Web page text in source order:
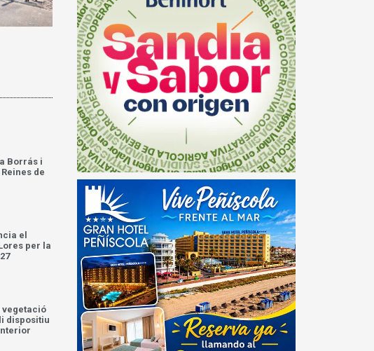
Borrás i
de
el
per la
vegetació
dispositiu